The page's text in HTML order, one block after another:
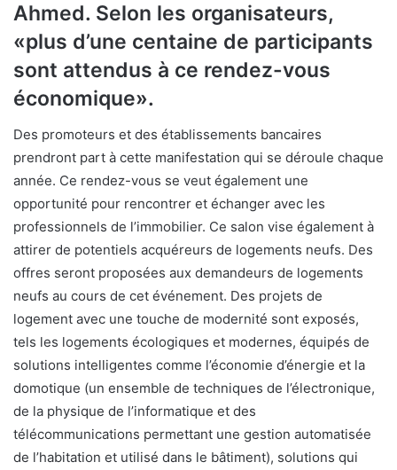
Ahmed. Selon les organisateurs,
«plus d’une centaine de participants
sont attendus à ce rendez-vous
économique».
Des promoteurs et des établissements bancaires
prendront part à cette manifestation qui se déroule chaque
année. Ce rendez-vous se veut également une
opportunité pour rencontrer et échanger avec les
professionnels de l’immobilier. Ce salon vise également à
attirer de potentiels acquéreurs de logements neufs. Des
offres seront proposées aux demandeurs de logements
neufs au cours de cet événement. Des projets de
logement avec une touche de modernité sont exposés,
tels les logements écologiques et modernes, équipés de
solutions intelligentes comme l’économie d’énergie et la
domotique (un ensemble de techniques de l’électronique,
de la physique de l’informatique et des
télécommunications permettant une gestion automatisée
de l’habitation et utilisé dans le bâtiment), solutions qui